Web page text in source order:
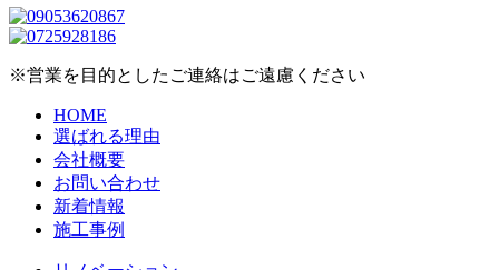
※営業を目的としたご連絡はご遠慮ください
HOME
選ばれる理由
会社概要
お問い合わせ
新着情報
施工事例